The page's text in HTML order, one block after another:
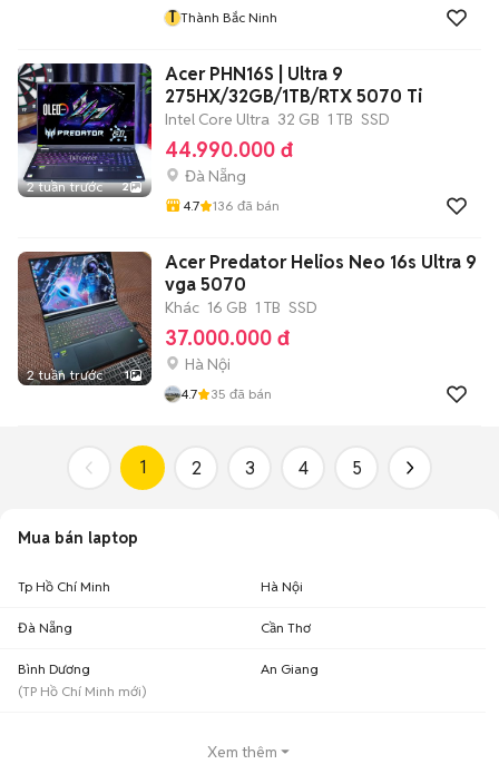
T Thành Bắc Ninh
2 tuần trước 2
Acer PHN16S | Ultra 9
275HX/32GB/1TB/RTX 5070 Ti
Intel Core Ultra 32 GB 1 TB SSD
44.990.000 đ
Đà Nẵng
4.7 136 đã bán
2 tuần trước 1
Acer Predator Helios Neo 16s Ultra 9
vga 5070
Khác 16 GB 1 TB SSD
37.000.000 đ
Hà Nội
4.7 35 đã bán
1 2 3 4 5
Mua bán laptop
Tp Hồ Chí Minh Hà Nội
Đà Nẵng Cần Thơ
Bình Dương
(TP Hồ Chí Minh mới)
An Giang
Xem thêm